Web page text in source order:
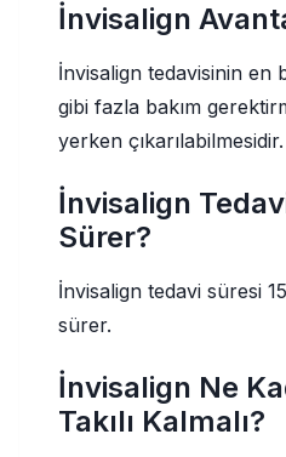
İnvisalign
İnvisalign tedavisinin en
gibi fazla bakım
yerken çıkarılabilmesidir.
İnvisalign
Sürer?
İnvisalign tedavi süresi
sürer.
İnvisalign Ne
Takılı Kalmalı?